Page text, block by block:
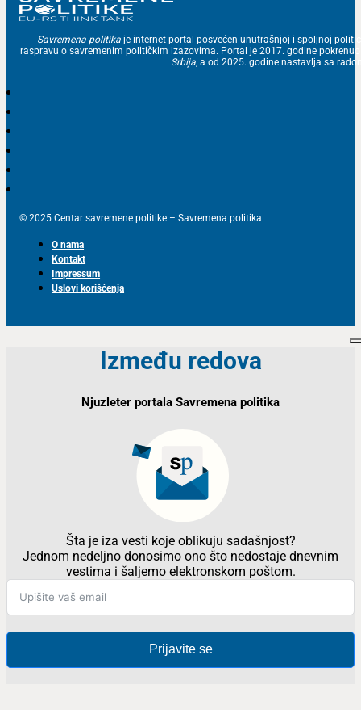
Savremena politika je internet portal posvećen unutrašnjoj i spoljnoj
raspravu o savremenim političkim izazovima. Portal je 2017. godine
Srbija, a od 2025. godine nastavlja sa
© 2025 Centar savremene politike – Savremena politika
O nama
Kontakt
Impressum
Uslovi korišćenja
Između redova
Njuzleter portala Savremena politika
Šta je iza vesti koje oblikuju sadašnjost?
Jednom nedeljno donosimo ono što nedostaje dnevnim
vestima i šaljemo elektronskom poštom.
Prijavite se